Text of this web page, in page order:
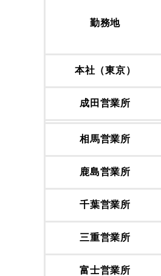
勤務地
本社（東京）
成⽥営業所
相馬営業所
⿅島営業所
千葉営業所
三重営業所
富士営業所